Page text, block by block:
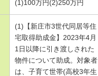
(1)100万円(2)250万円
(1)【新庄市3世代同居等住
宅取得助成金】2023年4月
1日以降に引き渡しされた
物件について助成。対象者
は、子育て世帯(高校3年生